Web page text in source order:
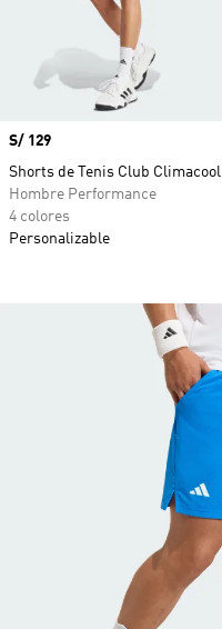
Precio
S/ 129
Shorts de Tenis Club Climacool
Hombre Performance
4 colores
Personalizable